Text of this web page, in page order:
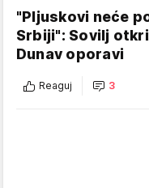
"Pljuskovi neće
Srbiji": Sovilj
Dunav oporavi
Reaguj 3